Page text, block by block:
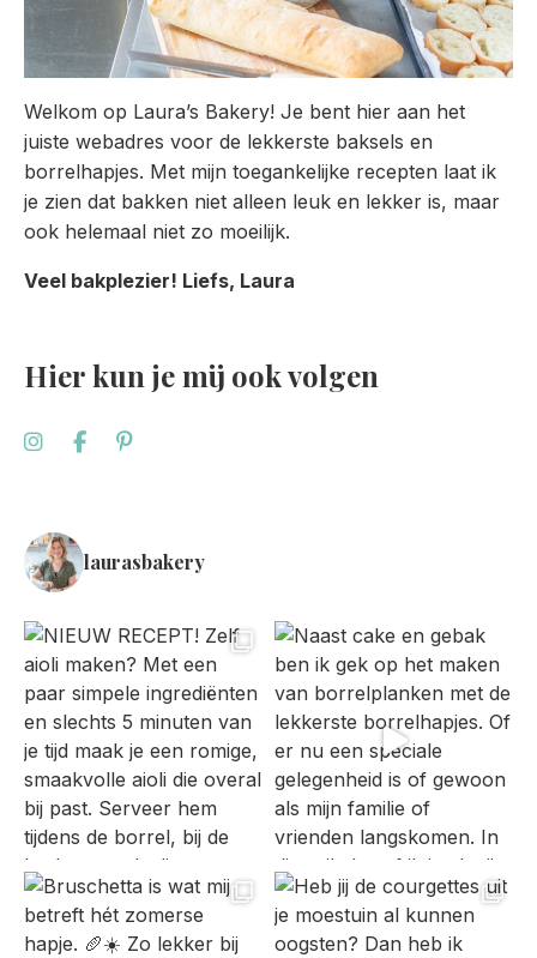
Welkom op Laura’s Bakery! Je bent hier aan het
juiste webadres voor de lekkerste baksels en
borrelhapjes. Met mijn toegankelijke recepten laat ik
je zien dat bakken niet alleen leuk en lekker is, maar
ook helemaal niet zo moeilijk.
Veel bakplezier! Liefs, Laura
Hier kun je mij ook volgen
laurasbakery